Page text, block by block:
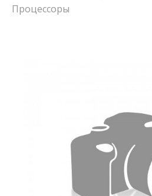
Процессоры